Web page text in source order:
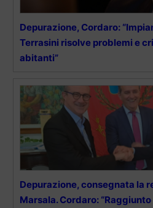
Depurazione, Cordaro:
Terrasini risolve problemi e
abitanti”
Depurazione, consegnata la
Marsala. Cordaro: